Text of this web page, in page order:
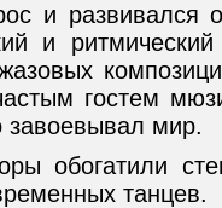
и развивался
и ритмический
гостем
завоевывал мир.
обогатили
танцев.